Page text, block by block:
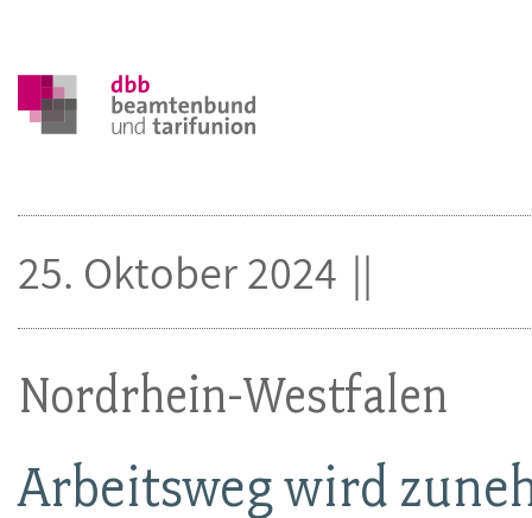
Nordrhein-Westfalen
Arbeitsweg wird
25. Oktober 2024